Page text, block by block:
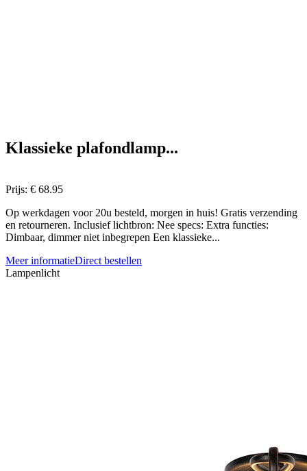
Klassieke plafondlamp...
Prijs: € 68.95
Op werkdagen voor 20u besteld, morgen in huis! Gratis verzending
en retourneren. Inclusief lichtbron: Nee specs: Extra functies:
Dimbaar, dimmer niet inbegrepen Een klassieke...
Meer informatieDirect bestellen
Lampenlicht